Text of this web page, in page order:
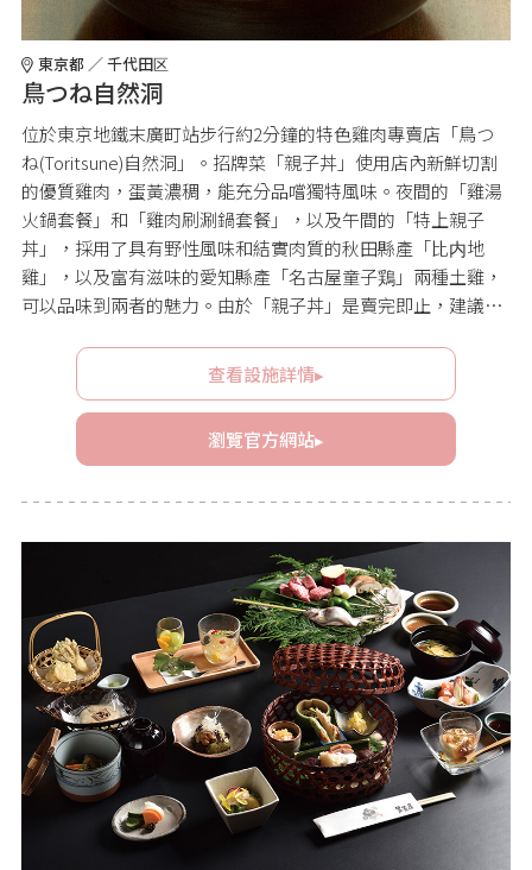
東京都 ／ 千代田区
鳥つね自然洞
位於東京地鐵末廣町站步行約2分鐘的特色雞肉專賣店「鳥つ
ね(Toritsune)自然洞」。招牌菜「親子丼」使用店內新鮮切割
的優質雞肉，蛋黃濃稠，能充分品嚐獨特風味。夜間的「雞湯
火鍋套餐」和「雞肉刷涮鍋套餐」，以及午間的「特上親子
丼」，採用了具有野性風味和結實肉質的秋田縣產「比内地
雞」，以及富有滋味的愛知縣產「名古屋童子鶏」兩種土雞，
可以品味到兩者的魅力。由於「親子丼」是賣完即止，建議輕
查看設施詳情▸
瀏覽官方網站▸